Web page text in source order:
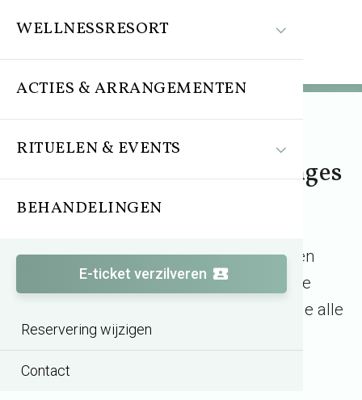
WELLNESSRESORT
ACTIES & ARRANGEMENTEN
RITUELEN & EVENTS
BEHANDELINGEN
E-ticket verzilveren
Reservering wijzigen
Contact
Behandelingen en massages
Maak je saunadag compleet met een
heerlijkemassages of een van onze
Op deze pagina ontdek je alle
behandelmogelijkheden.